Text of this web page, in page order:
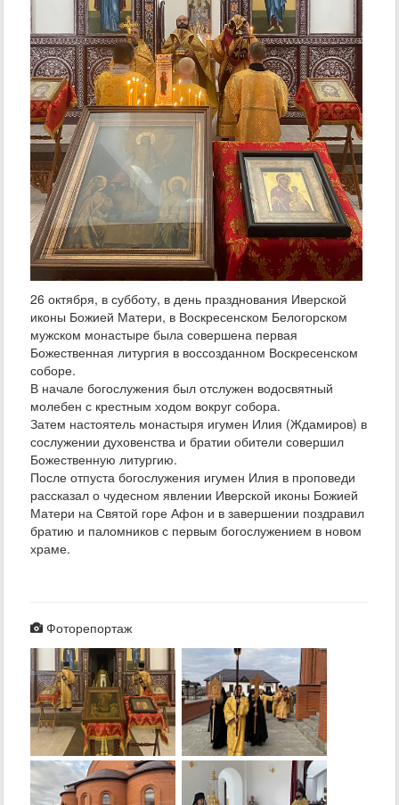
26 октября, в субботу, в день празднования Иверской
иконы Божией Матери, в Воскресенском Белогорском
мужском монастыре была совершена первая
Божественная литургия в воссозданном Воскресенском
соборе.
В начале богослужения был отслужен водосвятный
молебен с крестным ходом вокруг собора.
Затем настоятель монастыря игумен Илия (Ждамиров) в
сослужении духовенства и братии обители совершил
Божественную литургию.
После отпуста богослужения игумен Илия в проповеди
рассказал о чудесном явлении Иверской иконы Божией
Матери на Святой горе Афон и в завершении поздравил
братию и паломников с первым богослужением в новом
храме.
Фоторепортаж